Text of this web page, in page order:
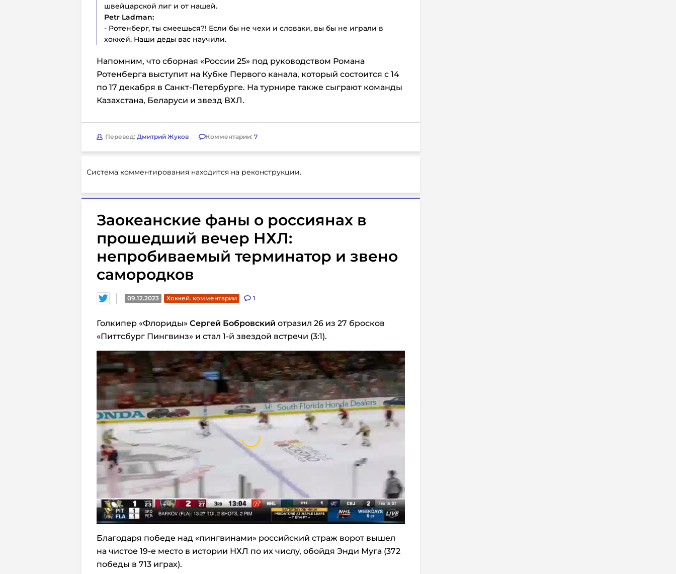
швейцарской лиг и от нашей.
Petr Ladman:
- Ротенберг, ты смеешься?! Если бы не чехи и словаки, вы бы не играли в
хоккей. Наши деды вас научили.
Напомним, что сборная «России 25» под руководством Романа
Ротенберга выступит на Кубке Первого канала, который состоится с 14
по 17 декабря в Санкт-Петербурге. На турнире также сыграют команды
Казахстана, Беларуси и звезд ВХЛ.
Перевод: Дмитрий Жуков Комментарии: 7
Система комментирования находится на реконструкции.
Заокеанские фаны о россиянах в
прошедший вечер НХЛ:
непробиваемый терминатор и звено
самородков
09.12.2023 Хоккей. комментарии 1
Голкипер «Флориды» Сергей Бобровский отразил 26 из 27 бросков
«Питтсбург Пингвинз» и стал 1-й звездой встречи (3:1).
Благодаря победе над «пингвинами» российский страж ворот вышел
на чистое 19-е место в истории НХЛ по их числу, обойдя Энди Муга (372
победы в 713 играх).